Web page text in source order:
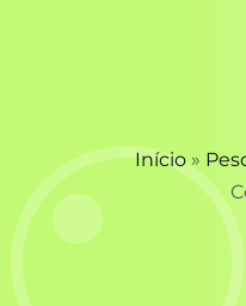
Início»